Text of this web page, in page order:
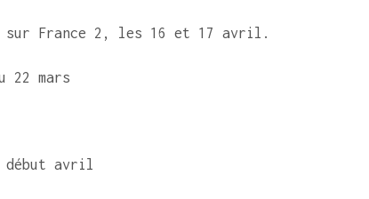
France 2, les 16 et 17 avril.
22 mars
avril